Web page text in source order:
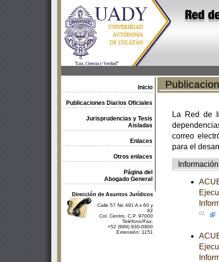
Inicio
Publicaciones Diarios Oficiales
Jurisprudencias y Tesis
Aisladas
Enlaces
Otros enlaces
Página del
Abogado General
Dirección de Asuntos Jurídicos
Calle 57 No 491 A x 60 y
62
Col. Centro, C.P. 97000
Teléfono/Fax:
+52 (999) 930-0900
Extensión: 1151
La Red de
correo
para el
Información
01